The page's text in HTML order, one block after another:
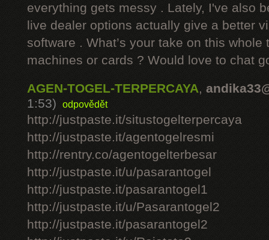
everything gets messy . Lately, I've also
live dealer options actually give a better
software . What’s your take on this whole
machines or cards ? Would love to chat
AGEN-TOGEL-TERPERCAYA,
1:53)
odpovědět
http://justpaste.it/situstogelterpercaya
http://justpaste.it/agentogelresmi
http://rentry.co/agentogelterbesar
http://justpaste.it/u/pasarantogel
http://justpaste.it/pasarantogel1
http://justpaste.it/u/Pasarantogel2
http://justpaste.it/pasarantogel2